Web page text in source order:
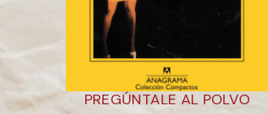
PREGÚNTALE AL POLVO